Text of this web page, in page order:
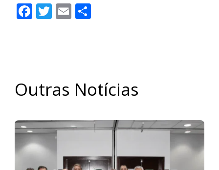
Facebook
Twitter
Email
Outras Notícias